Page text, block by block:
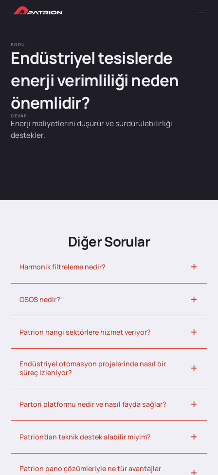
SORU
Endüstriyel tesislerde
enerji verimliliği neden
önemlidir?
CEVAP
Enerji maliyetlerini düşürür ve sürdürülebilirliği
destekler.
Diğer Sorular
Harmonik filtreleme nedir?
OSOS nedir?
Patrion hangi sektörlere hizmet veriyor?
Endüstriyel otomasyon projelerinde nasıl bir
süreç izleniyor?
Partori platformu nedir ve nasıl fayda sağlar?
Patrion’dan teknik destek alabilir miyim?
Patrion pano çözümleriyle ne tür avantajlar